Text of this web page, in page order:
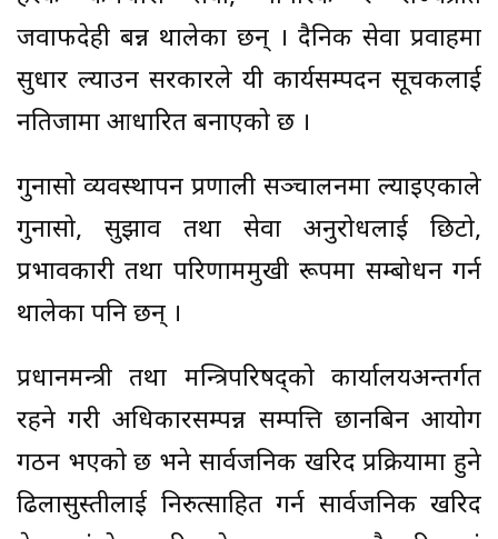
जवाफदेही बन्न थालेका छन् । दैनिक सेवा प्रवाहमा
सुधार ल्याउन सरकारले यी कार्यसम्पदन सूचकलाई
नतिजामा आधारित बनाएको छ ।
गुनासो व्यवस्थापन प्रणाली सञ्चालनमा ल्याइएकाले
गुनासो, सुझाव तथा सेवा अनुरोधलाई छिटो,
प्रभावकारी तथा परिणाममुखी रूपमा सम्बोधन गर्न
थालेका पनि छन् ।
प्रधानमन्त्री तथा मन्त्रिपरिषद्को कार्यालयअन्तर्गत
रहने गरी अधिकारसम्पन्न सम्पत्ति छानबिन आयोग
गठन भएको छ भने सार्वजनिक खरिद प्रक्रियामा हुने
ढिलासुस्तीलाई निरुत्साहित गर्न सार्वजनिक खरिद